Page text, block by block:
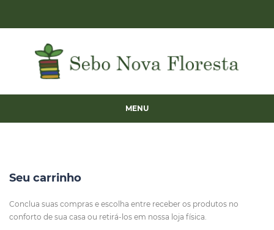
MENU
Seu carrinho
Conclua suas compras e escolha entre receber os produtos no
conforto de sua casa ou retirá-los em nossa loja física.